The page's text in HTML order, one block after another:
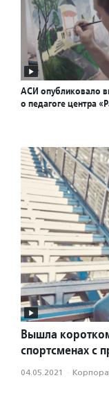
АСИ опубликовало
о педагоге центра
Вышла
спортсменах с
04.05.2021 ·